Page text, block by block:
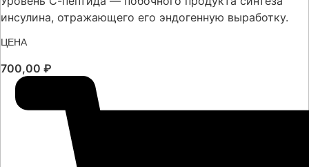
инсулина, отражающего его эндогенную выработку.
ЦЕНА
700,00 ₽